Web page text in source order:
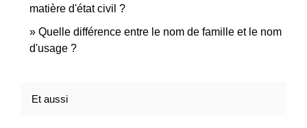
matière d'état civil ?
Quelle différence entre le nom de famille et le nom
d'usage ?
Et aussi